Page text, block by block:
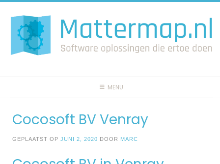
naar
inhoud
MENU
Cocosoft BV Venray
GEPLAATST OP JUNI 2, 2020 DOOR MARC